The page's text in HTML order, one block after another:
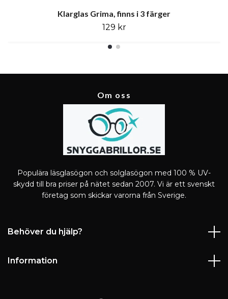
Klarglas Grima, finns i 3 färger
129 kr
Om oss
Populära läsglasögon och solglasögon med 100 % UV-
skydd till bra priser på nätet sedan 2007. Vi är ett svenskt
företag som skickar varorna från Sverige.
Behöver du hjälp?
Information